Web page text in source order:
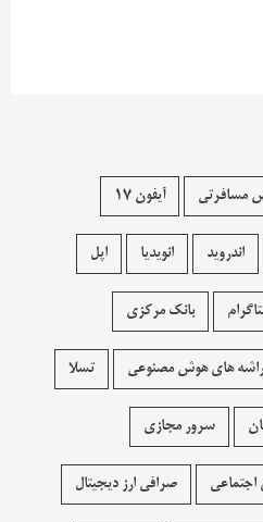
مسافرتی آیفون 17
اندروید انویدیا اپل
بانک مرکزی
های هوش مصنوعی تسلا
سرور مجازی
صرافی ارز دیجیتال